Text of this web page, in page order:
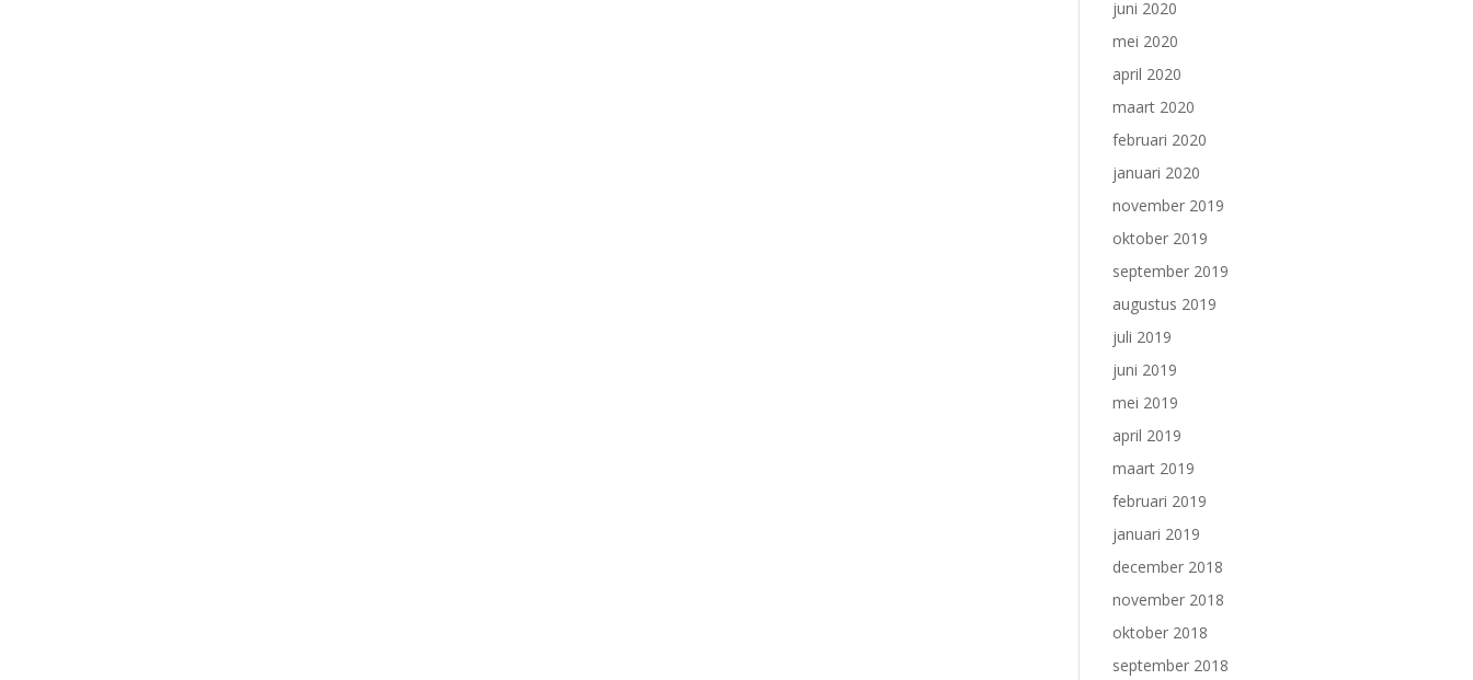
juni 2020
mei 2020
april 2020
maart 2020
februari 2020
januari 2020
november 2019
oktober 2019
september 2019
augustus 2019
juli 2019
juni 2019
mei 2019
april 2019
maart 2019
februari 2019
januari 2019
december 2018
november 2018
oktober 2018
september 2018